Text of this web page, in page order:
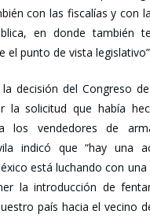
con las fiscalías y con
en donde también
el punto de vista
decisión del Congreso
la solicitud que había
los vendedores de
indicó que “hay una
está luchando con
la introducción de
país hacia el vecino